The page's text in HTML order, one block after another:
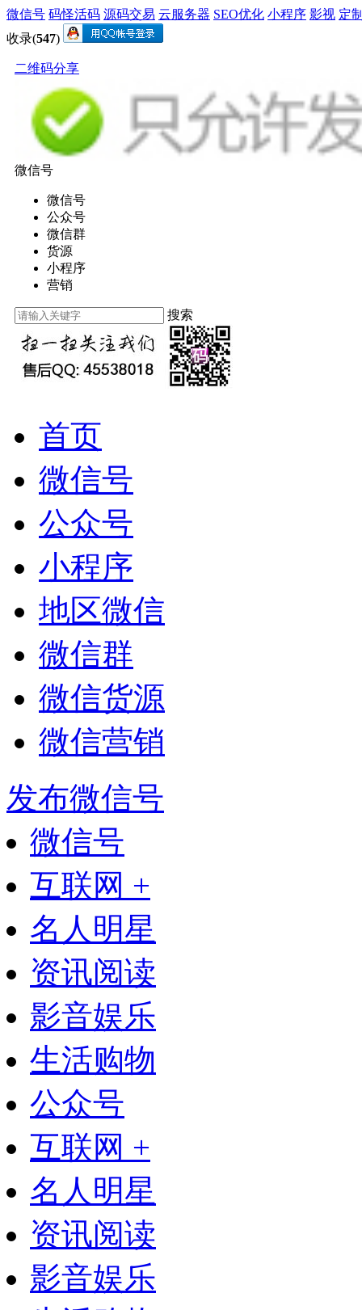
微信号 码怪活码 源码交易 云服务器 SEO优化 小程序 影视 定
收录(547)
二维码分享
微信号
微信号
公众号
微信群
货源
小程序
营销
搜索
首页
微信号
公众号
小程序
地区微信
微信群
微信货源
微信营销
发布微信号
微信号
互联网 +
名人明星
资讯阅读
影音娱乐
生活购物
公众号
互联网 +
名人明星
资讯阅读
影音娱乐